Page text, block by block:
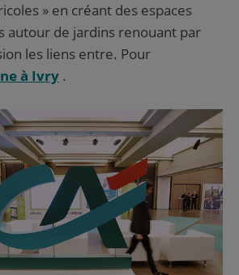
» en créant des espaces
autour de jardins renouant par
les liens entre. Pour
à Ivry .